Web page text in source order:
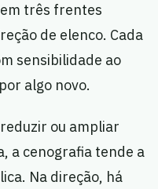
três frentes
de elenco. Cada
sensibilidade ao
algo novo.
ou ampliar
a cenografia tende a
Na direção, há